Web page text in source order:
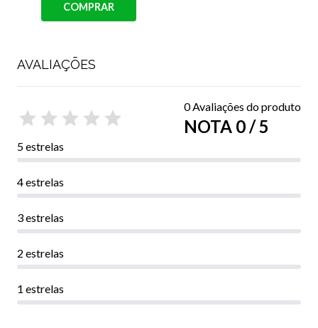
AVALIAÇÕES
0 Avaliações do produto
NOTA 0 / 5
5 estrelas
4 estrelas
3 estrelas
2 estrelas
1 estrelas